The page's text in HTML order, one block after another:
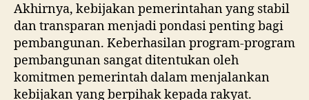
Akhirnya, kebijakan pemerintahan yang stabil
dan transparan menjadi pondasi penting bagi
pembangunan. Keberhasilan program-program
pembangunan sangat ditentukan oleh
komitmen pemerintah dalam menjalankan
kebijakan yang berpihak kepada rakyat.